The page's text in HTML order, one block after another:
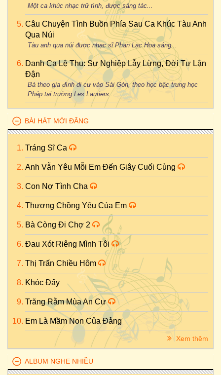
Một ca khúc nhạc trữ tình, được sáng tác...
Câu Chuyện Tình Buồn Phía Sau Ca Khúc Tàu Anh
Qua Núi
Tàu anh qua núi được nhạc sĩ Phan Lạc Hoa sáng...
Danh Ca Lệ Thu: Sự Nghiệp Lẫy Lừng, Đời Tư Lận
Đận
Bà theo gia đình di cư vào Sài Gòn, theo học bậc trung học
Pháp tại trường Les Lauriers...
BÀI HÁT MỚI ĐĂNG
Tráng Sĩ Ca
Anh Vẫn Yêu Mỗi Em Đến Giây Cuối Cùng
Con Nợ Tình Cha
Thương Chồng Yêu Của Em
Bà Còng Đi Chợ 2
Đau Xót Riêng Mình Tôi
Thị Trấn Chiều Hôm
Khóc Đấy
Trăng Rằm Mùa An Cư
Em Là Mầm Non Của Đảng
Xem thêm
ALBUM NGHE NHIỀU